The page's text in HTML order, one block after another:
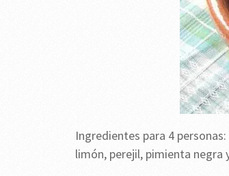
Ingredientes para 4
limón, perejil, pimienta negra